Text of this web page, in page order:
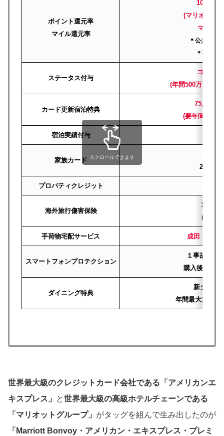
ポイント還元率
マイル還元率
100円＝
(マリオット
マイル
＊公共料金
＊事業用
ステータス付与
ゴール
(年間500万決済で
カード更新宿泊特典
75,000P
(要年間400万
宿泊実績付与
家族カード
2枚目
プロパティクレジット
海外旅行傷害保険
利用付
(自動
手荷物宅配サービス 成田・関西
スマートフォンプロテクション
１事故につ
購入後36ヶ
ダイニング特典
新ダイニ
年間最大1万円
スクロールできます
世界最大級のクレジットカード会社である「アメリカンエ
キスプレス」
と世界最大級の高級ホテルチェーンである
「マリオットグループ」 がタッグを組んで生み出したのが
「Marriott Bonvoy・アメリカン・エキスプレス・プレミ